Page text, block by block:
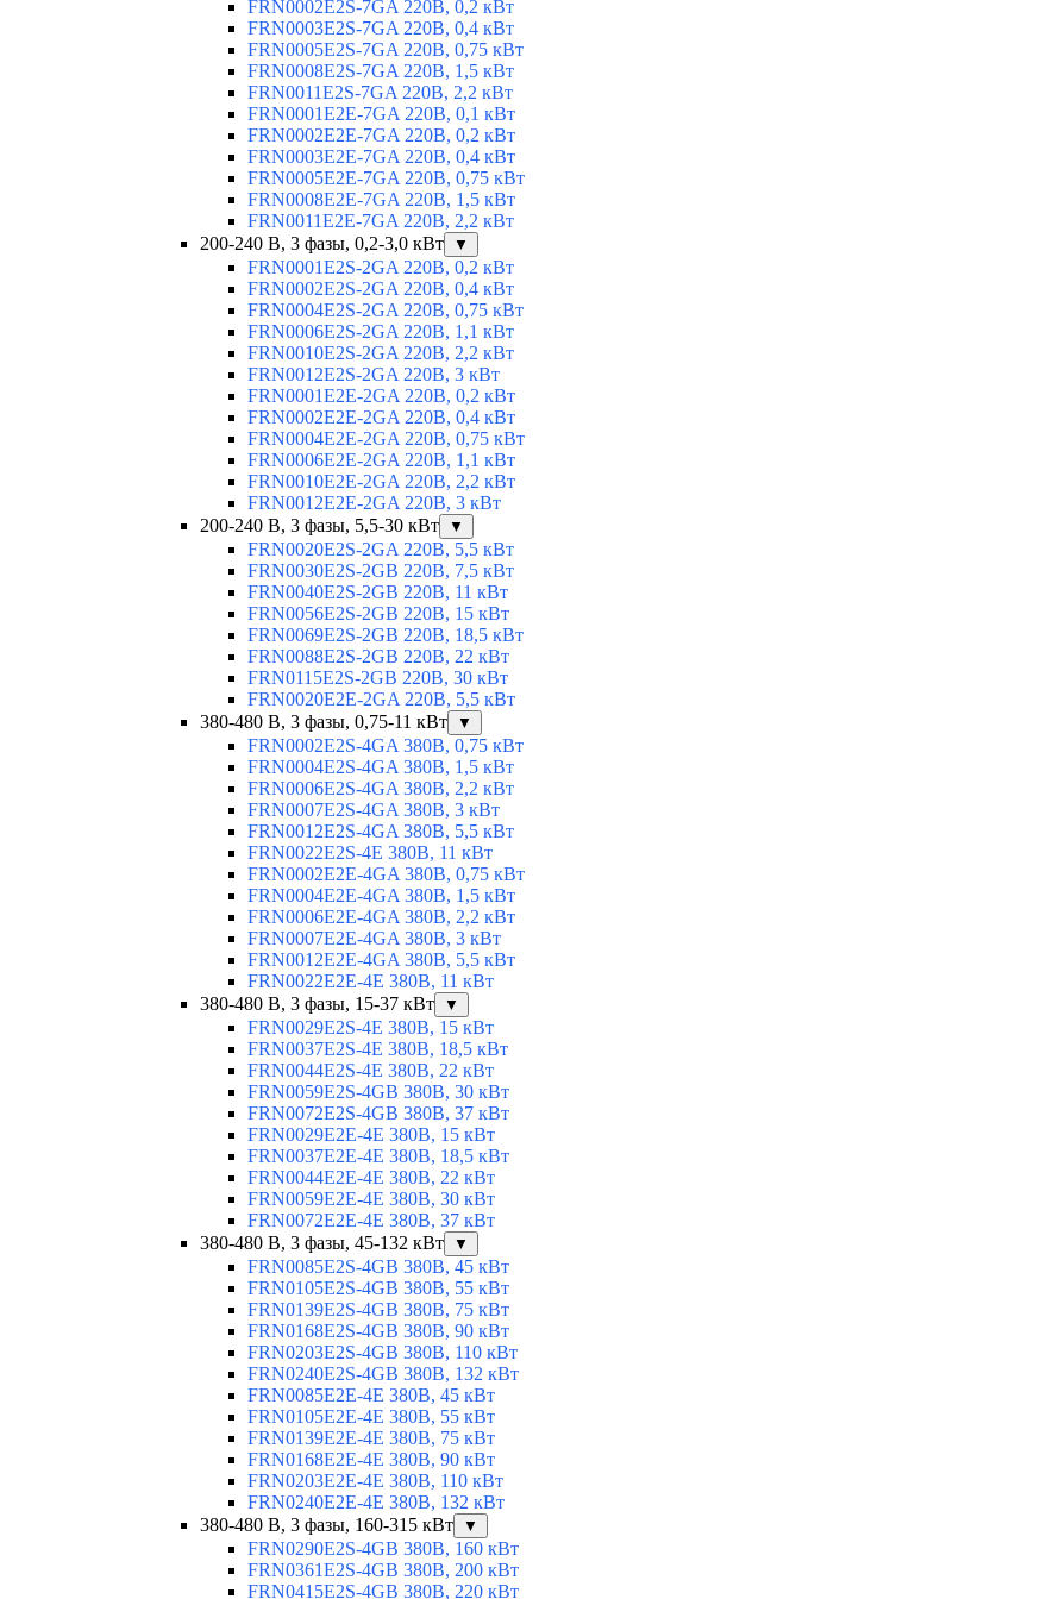
FRN0002E2S-7GA 220В, 0,2 кВт
FRN0003E2S-7GA 220В, 0,4 кВт
FRN0005E2S-7GA 220В, 0,75 кВт
FRN0008E2S-7GA 220В, 1,5 кВт
FRN0011E2S-7GA 220В, 2,2 кВт
FRN0001E2E-7GA 220В, 0,1 кВт
FRN0002E2E-7GA 220В, 0,2 кВт
FRN0003E2E-7GA 220В, 0,4 кВт
FRN0005E2E-7GA 220В, 0,75 кВт
FRN0008E2E-7GA 220В, 1,5 кВт
FRN0011E2E-7GA 220В, 2,2 кВт
200-240 В, 3 фазы, 0,2-3,0 кВт
▼
FRN0001E2S-2GA 220В, 0,2 кВт
FRN0002E2S-2GA 220В, 0,4 кВт
FRN0004E2S-2GA 220В, 0,75 кВт
FRN0006E2S-2GA 220В, 1,1 кВт
FRN0010E2S-2GA 220В, 2,2 кВт
FRN0012E2S-2GA 220В, 3 кВт
FRN0001E2E-2GA 220В, 0,2 кВт
FRN0002E2E-2GA 220В, 0,4 кВт
FRN0004E2E-2GA 220В, 0,75 кВт
FRN0006E2E-2GA 220В, 1,1 кВт
FRN0010E2E-2GA 220В, 2,2 кВт
FRN0012E2E-2GA 220В, 3 кВт
200-240 В, 3 фазы, 5,5-30 кВт
▼
FRN0020E2S-2GA 220В, 5,5 кВт
FRN0030E2S-2GB 220В, 7,5 кВт
FRN0040E2S-2GB 220В, 11 кВт
FRN0056E2S-2GB 220В, 15 кВт
FRN0069E2S-2GB 220В, 18,5 кВт
FRN0088E2S-2GB 220В, 22 кВт
FRN0115E2S-2GB 220В, 30 кВт
FRN0020E2E-2GA 220В, 5,5 кВт
380-480 В, 3 фазы, 0,75-11 кВт
▼
FRN0002E2S-4GA 380В, 0,75 кВт
FRN0004E2S-4GA 380В, 1,5 кВт
FRN0006E2S-4GA 380В, 2,2 кВт
FRN0007E2S-4GA 380В, 3 кВт
FRN0012E2S-4GA 380В, 5,5 кВт
FRN0022E2S-4E 380В, 11 кВт
FRN0002E2E-4GA 380В, 0,75 кВт
FRN0004E2E-4GA 380В, 1,5 кВт
FRN0006E2E-4GA 380В, 2,2 кВт
FRN0007E2E-4GA 380В, 3 кВт
FRN0012E2E-4GA 380В, 5,5 кВт
FRN0022E2E-4E 380В, 11 кВт
380-480 В, 3 фазы, 15-37 кВт
▼
FRN0029E2S-4E 380В, 15 кВт
FRN0037E2S-4E 380В, 18,5 кВт
FRN0044E2S-4E 380В, 22 кВт
FRN0059E2S-4GB 380В, 30 кВт
FRN0072E2S-4GB 380В, 37 кВт
FRN0029E2E-4E 380В, 15 кВт
FRN0037E2E-4E 380В, 18,5 кВт
FRN0044E2E-4E 380В, 22 кВт
FRN0059E2E-4E 380В, 30 кВт
FRN0072E2E-4E 380В, 37 кВт
380-480 В, 3 фазы, 45-132 кВт
▼
FRN0085E2S-4GB 380В, 45 кВт
FRN0105E2S-4GB 380В, 55 кВт
FRN0139E2S-4GB 380В, 75 кВт
FRN0168E2S-4GB 380В, 90 кВт
FRN0203E2S-4GB 380В, 110 кВт
FRN0240E2S-4GB 380В, 132 кВт
FRN0085E2E-4E 380В, 45 кВт
FRN0105E2E-4E 380В, 55 кВт
FRN0139E2E-4E 380В, 75 кВт
FRN0168E2E-4E 380В, 90 кВт
FRN0203E2E-4E 380В, 110 кВт
FRN0240E2E-4E 380В, 132 кВт
380-480 В, 3 фазы, 160-315 кВт
▼
FRN0290E2S-4GB 380В, 160 кВт
FRN0361E2S-4GB 380В, 200 кВт
FRN0415E2S-4GB 380В, 220 кВт